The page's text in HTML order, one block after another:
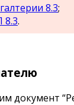
8.3;
8.3.
документ